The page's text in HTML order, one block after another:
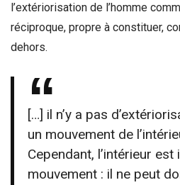
l’extériorisation de l’homme
réciproque, propre à constituer,
dehors.
[…] il n’y a pas
un mouvement de
Cependant, l’intérieur
mouvement : il ne peut